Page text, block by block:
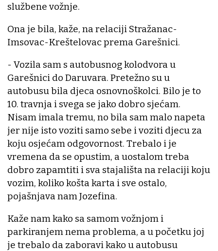
službene vožnje.
Ona je bila, kaže, na relaciji Stražanac-
Imsovac-Kreštelovac prema Garešnici.
- Vozila sam s autobusnog kolodvora u
Garešnici do Daruvara. Pretežno su u
autobusu bila djeca osnovnoškolci. Bilo je to
10. travnja i svega se jako dobro sjećam.
Nisam imala tremu, no bila sam malo napeta
jer nije isto voziti samo sebe i voziti djecu za
koju osjećam odgovornost. Trebalo i je
vremena da se opustim, a uostalom treba
dobro zapamtiti i sva stajališta na relaciji koju
vozim, koliko košta karta i sve ostalo,
pojašnjava nam Jozefina.
Kaže nam kako sa samom vožnjom i
parkiranjem nema problema, a u početku joj
je trebalo da zaboravi kako u autobusu